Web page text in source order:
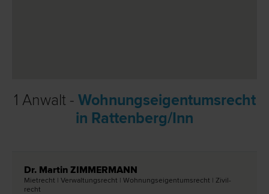
1 Anwalt - Wohnungseigentumsrecht
in Rattenberg/Inn
Dr. Martin ZIMMERMANN
Miet­recht | Verwaltungs­recht | Wohnungseigentums­recht | Zivil­
recht